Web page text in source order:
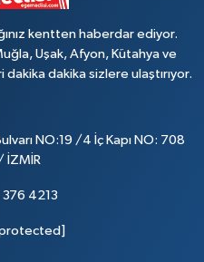
kentten haberdar ediyor.
Uşak, Afyon, Kütahya ve
dakika sizlere ulaştırıyor.
NO:19 /4 İç Kapı NO: 708
İZMİR
4213
protected]